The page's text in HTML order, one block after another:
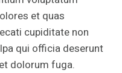
et quas
cupiditate non
qui officia deserunt
dolorum fuga.